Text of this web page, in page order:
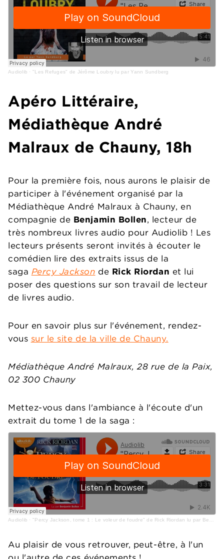
Audiolib · "Les Refuges" de Jérôme Loubry lu par Yann Sundberg
Apéro Littéraire,
Médiathèque André
Malraux de Chauny, 18h
Pour la première fois, nous aurons le plaisir de
participer à l'événement organisé par la
Médiathèque André Malraux à Chauny, en
compagnie de Benjamin Bollen, lecteur de
très nombreux livres audio pour Audiolib ! Les
lecteurs présents seront invités à écouter le
comédien lire des extraits issus de la
saga Percy Jackson de Rick Riordan et lui
poser des questions sur son travail de lecteur
de livres audio.
Pour en savoir plus sur l'événement, rendez-
vous sur le site de la ville de Chauny.
Médiathèque André Malraux, 28 rue de la Paix,
02 300 Chauny
Mettez-vous dans l'ambiance à l'écoute d'un
extrait du tome 1 de la saga :
Audiolib · "Percy Jackson, tome 1 : Le voleur de foudre" de Rick Riordan lu par Benjamin Bollen
Au plaisir de vous retrouver, peut-être, à l'un